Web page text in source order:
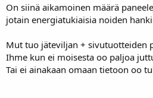
On siinä aikamoinen määrä
jotain energiatukiaisia noiden
Mut tuo jäteviljan + sivutuotteiden
Ihme kun ei moisesta oo paljoa
Tai ei ainakaan omaan tietoon oo